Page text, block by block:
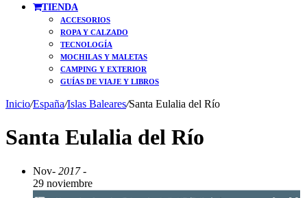
TIENDA
ACCESORIOS
ROPA Y CALZADO
TECNOLOGÍA
MOCHILAS Y MALETAS
CAMPING Y EXTERIOR
GUÍAS DE VIAJE Y LIBROS
Inicio/España/Islas Baleares/Santa Eulalia del Río
Santa Eulalia del Río
Nov- 2017 -
29 noviembre